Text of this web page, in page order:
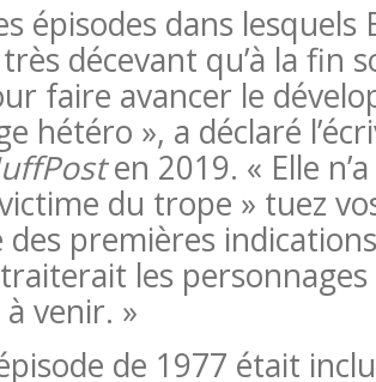
épisodes dans
très décevant qu’à la fin
faire avancer le
hétéro », a déclaré
en 2019. « Elle
du trope » tuez
des premières
les
venir. »
de 1977 était